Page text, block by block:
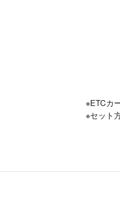
※ETCカ
※セット